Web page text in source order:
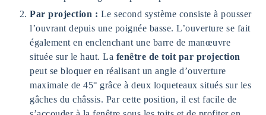
Par projection : Le second système consiste à pousser
l’ouvrant depuis une poignée basse. L’ouverture se fait
également en enclenchant une barre de manœuvre
située sur le haut. La fenêtre de toit par projection
peut se bloquer en réalisant un angle d’ouverture
maximale de 45° grâce à deux loqueteaux situés sur les
gâches du châssis. Par cette position, il est facile de